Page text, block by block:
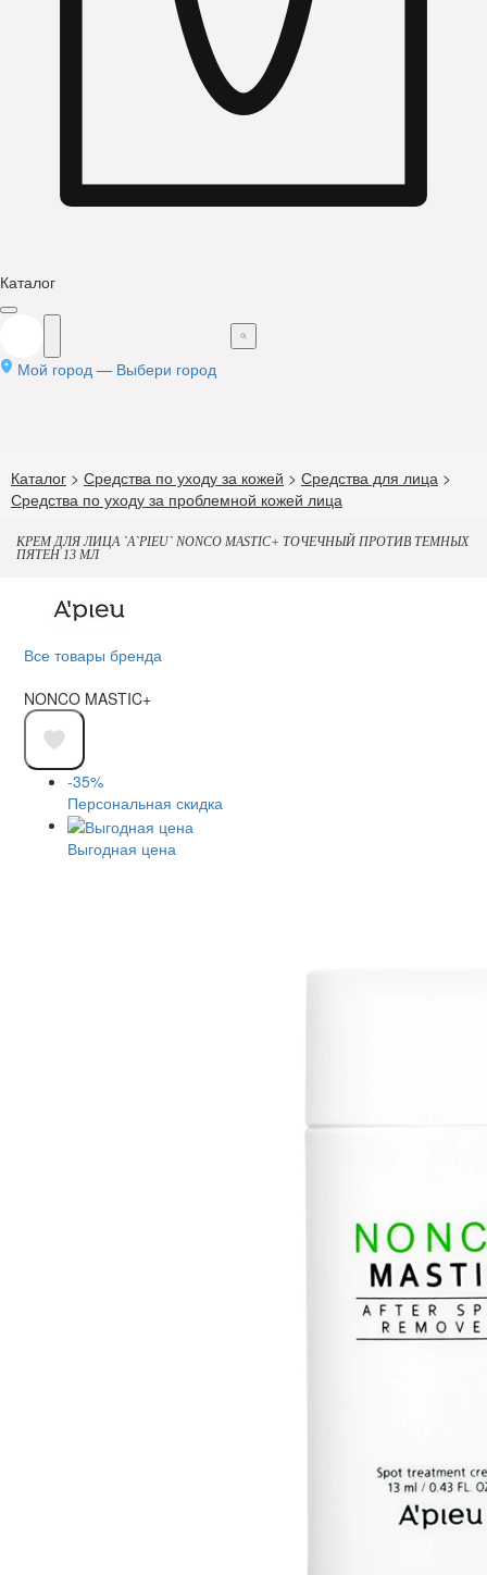
Каталог
Мой город — Выбери город
Каталог > Средства по уходу за кожей > Средства для лица >
Средства по уходу за проблемной кожей лица
КРЕМ ДЛЯ ЛИЦА `A`PIEU` NONCO MASTIC+ ТОЧЕЧНЫЙ ПРОТИВ ТЕМНЫХ
ПЯТЕН 13 МЛ
Все товары бренда
NONCO MASTIC+
-35%
Персональная скидка
Выгодная цена